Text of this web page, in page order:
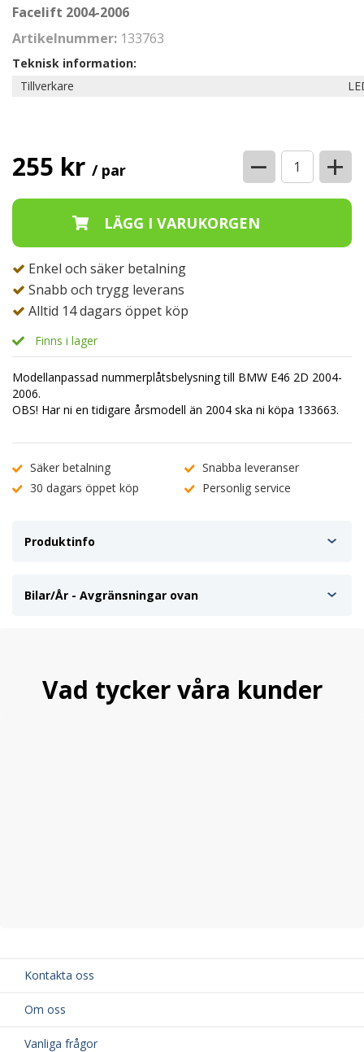
Facelift 2004-2006
Artikelnummer: 133763
Teknisk information:
Tillverkare
255 kr / par − +
Enkel och säker betalning
Snabb och trygg leverans
Alltid 14 dagars öppet köp
Finns i lager
Modellanpassad nummerplåtsbelysning till BMW E46 2D 2004-
2006.
OBS! Har ni en tidigare årsmodell än 2004 ska ni köpa 133663.
Säker betalning
Snabba leveranser
30 dagars öppet köp
Personlig service
Produktinfo
Bilar/År - Avgränsningar ovan
Vad tycker våra kunder
Kontakta oss
Om oss
Vanliga frågor